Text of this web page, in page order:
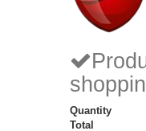
Quantity
Total